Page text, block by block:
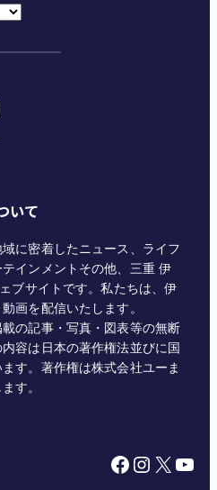
いて
に密着したニュース、ライフ
インメントその他、三重 伊
ブサイトです。私たちは、伊
画を配信いたします。
の記事・写真・図表等の無断
容は日本の著作権法並びに国
す。著作権は株式会社ユーま
す。
Facebook Instagram X YouTube